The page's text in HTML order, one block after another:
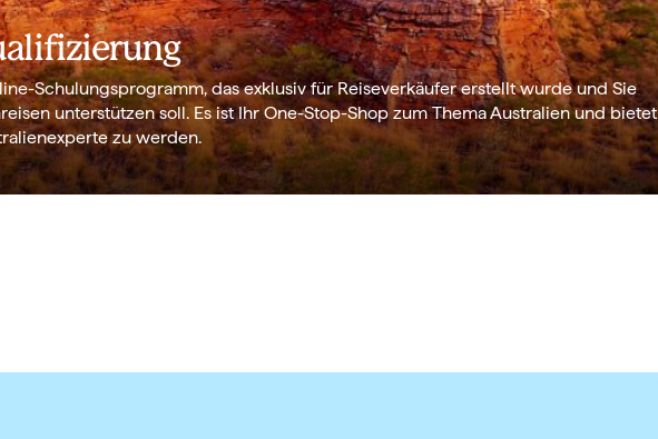
Schulungsprogramm, das exklusiv für Reiseverkäufer erstellt wurde und Sie
unterstützen soll. Es ist Ihr One-Stop-Shop zum Thema Australien und bietet
zu werden.